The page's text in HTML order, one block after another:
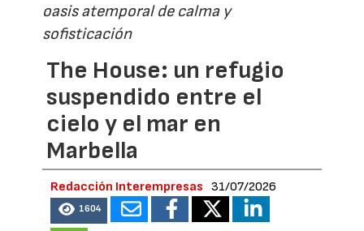
oasis atemporal de calma y
sofisticación
The House: un refugio
suspendido entre el
cielo y el mar en
Marbella
Redacción Interempresas 31/07/2026
1604